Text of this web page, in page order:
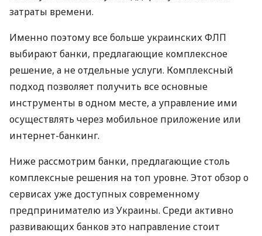
затраты времени.
Именно поэтому все больше украинских ФЛП
выбирают банки, предлагающие комплексное
решение, а не отдельные услуги. Комплексный
подход позволяет получить все основные
инструменты в одном месте, а управление ими
осуществлять через мобильное приложение или
интернет-банкинг.
Ниже рассмотрим банки, предлагающие столь
комплексные решения на топ уровне. Этот обзор о
сервисах уже доступных современному
предпринимателю из Украины. Среди активно
развивающих банков это направление стоит